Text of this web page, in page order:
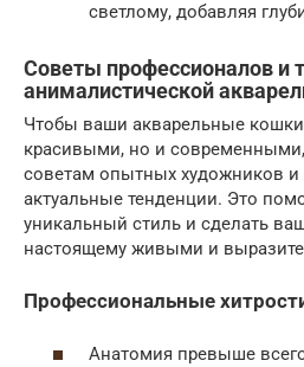
светлому, добавляя
Советы профессионалов и
анималистической
Чтобы ваши акварельные
красивыми, но и
советам опытных художников и
актуальные тенденции. Это
уникальный стиль и сделать
настоящему живыми и
Профессиональные
Анатомия превыше